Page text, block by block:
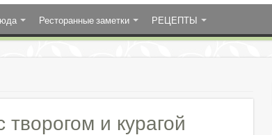
Ресторанные заметки РЕЦЕПТЫ
и курагой